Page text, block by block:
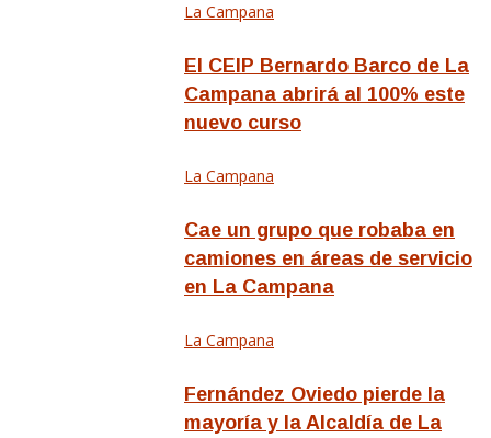
La Campana
El CEIP Bernardo Barco de La
Campana abrirá al 100% este
nuevo curso
La Campana
Cae un grupo que robaba en
camiones en áreas de servicio
en La Campana
La Campana
Fernández Oviedo pierde la
mayoría y la Alcaldía de La